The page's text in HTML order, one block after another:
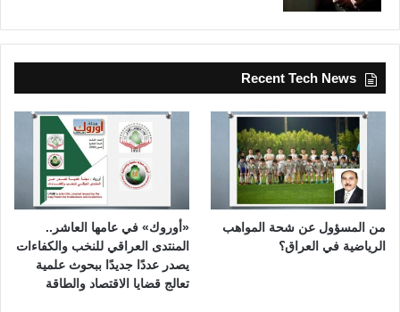
Recent Tech News
من المسؤول عن شحة المواهب
الرياضية في العراق؟
«أوروك» في عامها العاشر..
المنتدى العراقي للنخب والكفاءات
يصدر عددًا جديدًا ببحوث علمية
تعالج قضايا الاقتصاد والطاقة